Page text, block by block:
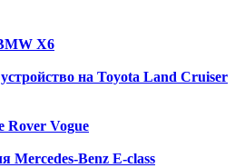
X6
на Toyota Land Cruiser
Rover Vogue
Benz E-class